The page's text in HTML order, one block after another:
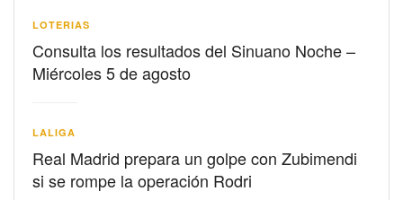
LOTERIAS
Consulta los resultados del Sinuano Noche –
Miércoles 5 de agosto
LALIGA
Real Madrid prepara un golpe con Zubimendi
si se rompe la operación Rodri